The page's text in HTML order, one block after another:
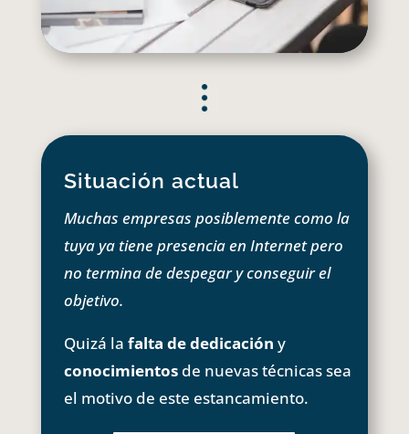
Situación actual
Muchas empresas posiblemente como la
tuya ya tiene presencia en Internet pero
no termina de despegar y conseguir el
objetivo.
Quizá la falta de dedicación y
conocimientosde nuevas técnicas sea
el motivo de este estancamiento.